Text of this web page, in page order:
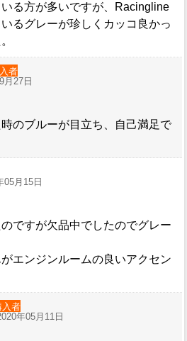
る方が多いですが、Racingline
るグレーが珍しくカッコ良かっ
者
月27日
のブルーが目立ち、自己満足で
月15日
ですが欠品中でしたのでグレー
エンジンルームの良いアクセン
入者
年05月11日